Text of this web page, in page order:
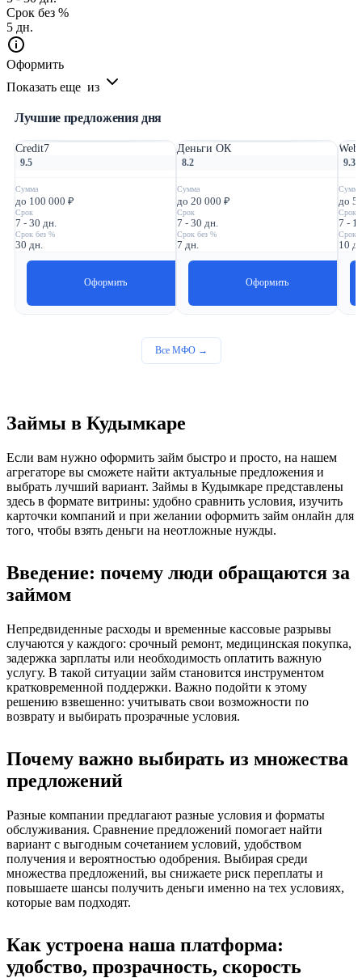
Срок без %
5 дн.
Оформить
Показать еще из
Лучшие предложения дня
Credit7
9.5
Сумма
до 100 000 ₽
Срок
7 - 30 дн.
Срок без %
30 дн.
Оформить
Деньги ОК
8.2
Сумма
до 20 000 ₽
Срок
7 - 30 дн.
Срок без %
7 дн.
Оформить
9.3
Сумма
до 5
Срок
7 -
Срок
10
Все МФО →
Займы в Кудымкаре
Если вам нужно оформить займ быстро и просто, на нашем
агрегаторе вы сможете найти актуальные предложения и
выбрать лучший вариант. Займы в Кудымкаре представлены
здесь в формате витрины: удобно сравнить условия, изучить
карточки компаний и при желании оформить займ онлайн для
того, чтобы взять деньги на неотложные нужды.
Введение: почему люди обращаются за
займом
Непредвиденные расходы и временные кассовые разрывы
случаются у каждого: срочный ремонт, медицинская покупка,
задержка зарплаты или необходимость оплатить важную
услугу. В такой ситуации займ становится инструментом
кратковременной поддержки. Важно подойти к этому
решению взвешенно: учитывать свои возможности по
возврату и выбирать прозрачные условия.
Почему важно выбирать из множества
предложений
Разные компании предлагают разные условия и форматы
обслуживания. Сравнение предложений помогает найти
вариант с выгодным сочетанием условий, удобством
получения и вероятностью одобрения. Выбирая среди
множества предложений, вы снижаете риск переплаты и
повышаете шансы получить деньги именно на тех условиях,
которые вам подходят.
Как устроена наша платформа:
удобство, прозрачность, скорость